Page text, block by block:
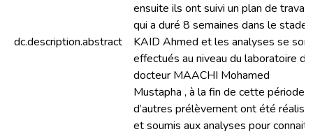
dc.description.abstract
ensuite ils ont suivi un plan de travail
qui a duré 8 semaines dans le stade
KAID Ahmed et les analyses se sont
effectués au niveau du laboratoire du
docteur MAACHI Mohamed
Mustapha , à la fin de cette période
d’autres prélèvement ont été réalisé
et soumis aux analyses pour